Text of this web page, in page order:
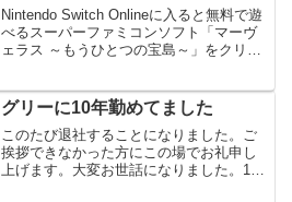
い。
Nintendo Switch Onlineに入ると無料で遊
べるスーパーファミコンソフト「マーヴ
ェラス ～もうひとつの宝島～」をクリア
でした！
グリーに10年勤めてました
このたび退社することになりました。ご
挨拶できなかった方にこの場でお礼申し
上げます。大変お世話になりました。10